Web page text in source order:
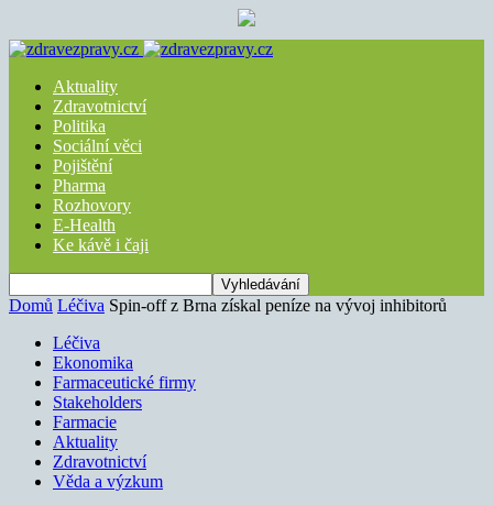
Aktuality
Zdravotnictví
Politika
Sociální věci
Pojištění
Pharma
Rozhovory
E-Health
Ke kávě i čaji
Domů Léčiva Spin-off z Brna získal peníze na vývoj inhibitorů
Léčiva
Ekonomika
Farmaceutické firmy
Stakeholders
Farmacie
Aktuality
Zdravotnictví
Věda a výzkum